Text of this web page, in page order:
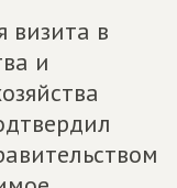
визита в
и